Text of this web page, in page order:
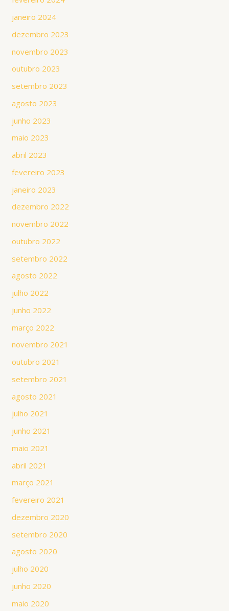
janeiro 2024
dezembro 2023
novembro 2023
outubro 2023
setembro 2023
agosto 2023
junho 2023
maio 2023
abril 2023
fevereiro 2023
janeiro 2023
dezembro 2022
novembro 2022
outubro 2022
setembro 2022
agosto 2022
julho 2022
junho 2022
março 2022
novembro 2021
outubro 2021
setembro 2021
agosto 2021
julho 2021
junho 2021
maio 2021
abril 2021
março 2021
fevereiro 2021
dezembro 2020
setembro 2020
agosto 2020
julho 2020
junho 2020
maio 2020